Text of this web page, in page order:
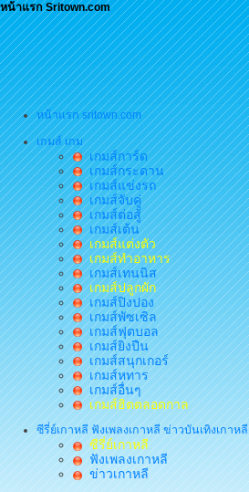
หน้าแรก Sritown.com
หน้าแรก sritown.com
เกมส์ เกม
เกมส์การ์ด
เกมส์กระดาน
เกมส์แข่งรถ
เกมส์จับคู่
เกมส์ต่อสู้
เกมส์เต้น
เกมส์แต่งตัว
เกมส์ทำอาหาร
เกมส์เทนนิส
เกมส์ปลูกผัก
เกมส์ปิงปอง
เกมส์พัซเซิล
เกมส์ฟุตบอล
เกมส์ยิงปืน
เกมส์สนุกเกอร์
เกมส์หทาร
เกมส์อื่นๆ
เกมส์ฮิตตลอดกาล
ซีรี่ย์เกาหลี ฟังเพลงเกาหลี ข่าวบันเทิงเกาหลี
ซีรี่ย์เกาหลี
ฟังเพลงเกาหลี
ข่าวเกาหลี